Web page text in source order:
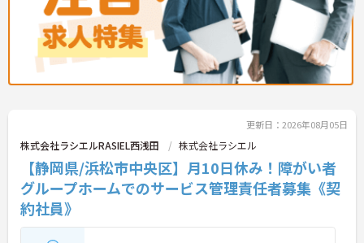
更新日：2026年08月05日
株式会社ラシエルRASIEL西浅田 株式会社ラシエル
【静岡県/浜松市中央区】月10日休み！障がい者
グループホームでのサービス管理責任者募集《契
約社員》